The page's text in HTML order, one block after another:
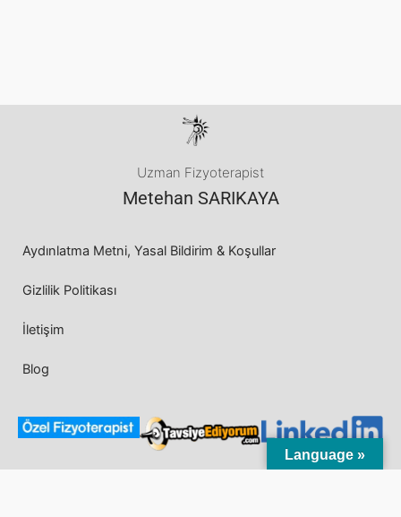
Uzman Fizyoterapist
Metehan SARIKAYA
Aydınlatma Metni, Yasal Bildirim & Koşullar
Gizlilik Politikası
İletişim
Blog
Language »